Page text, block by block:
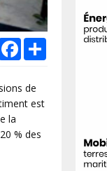
FacebookPartager
de
est
la
% des